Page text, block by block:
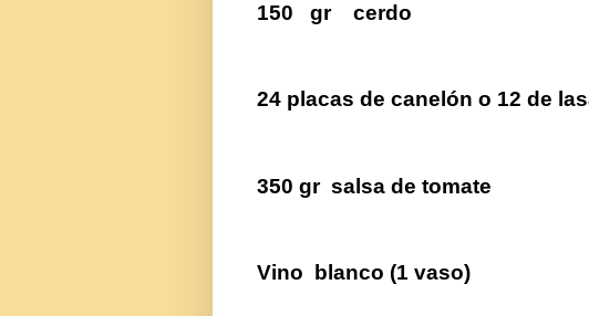
150 gr cerdo
24 placas de canelón o 12 de
350 gr salsa de tomate
Vino blanco (1 vaso)